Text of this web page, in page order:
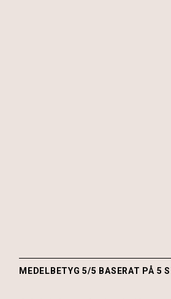
MEDELBETYG 5/5 BASERAT PÅ 5